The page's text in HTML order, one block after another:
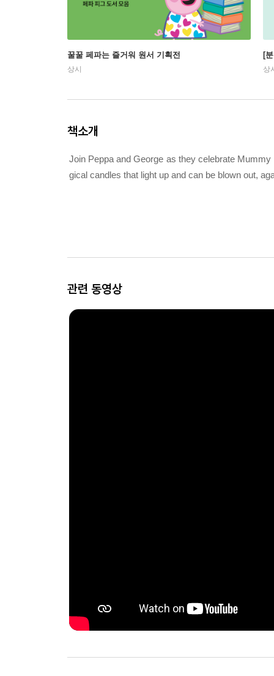
꿀꿀 페파는 즐거워 원서 기획전
상시
[
상
책소개
Join Peppa and George as they celebrate
gical candles that light up and can be blown out,
관련 동영상